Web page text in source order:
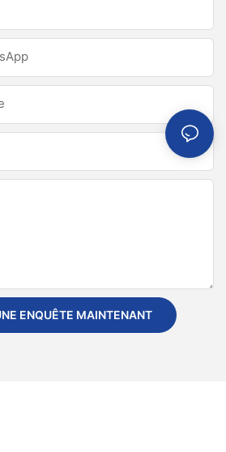
ENQUÊTE MAINTENANT